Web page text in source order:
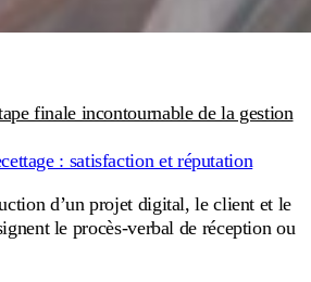
finale incontournable de la gestion
: satisfaction et réputation
d’un projet digital, le client et le
le procès-verbal de réception ou